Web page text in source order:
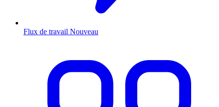
Flux de travail Nouveau